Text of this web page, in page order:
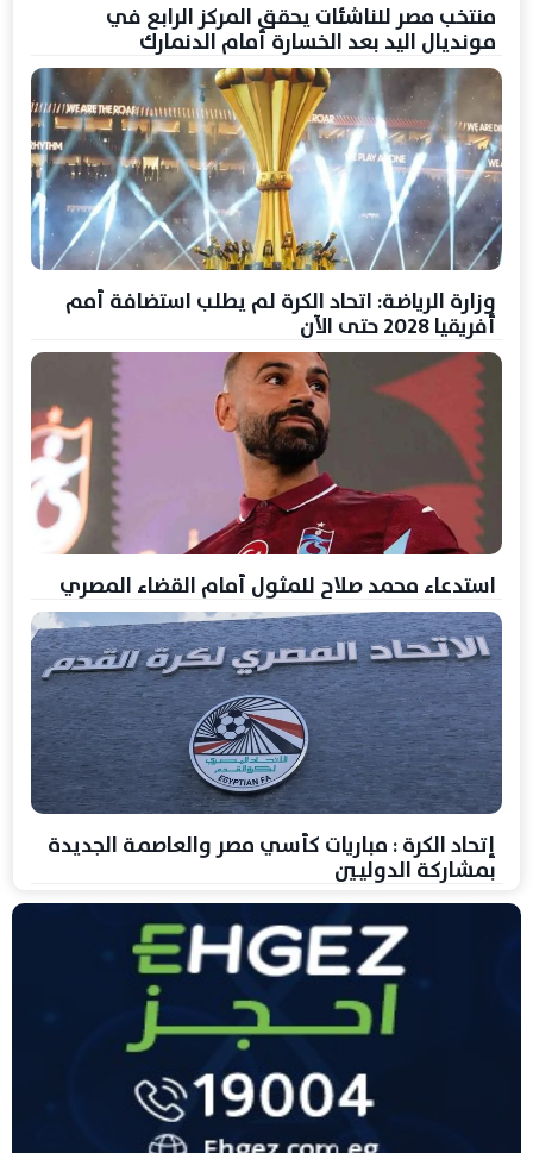
منتخب مصر للناشئات يحقق المركز الرابع في
مونديال اليد بعد الخسارة أمام الدنمارك
وزارة الرياضة: اتحاد الكرة لم يطلب استضافة أمم
أفريقيا 2028 حتى الآن
استدعاء محمد صلاح للمثول أمام القضاء المصري
إتحاد الكرة : مباريات كأسي مصر والعاصمة الجديدة
بمشاركة الدوليين